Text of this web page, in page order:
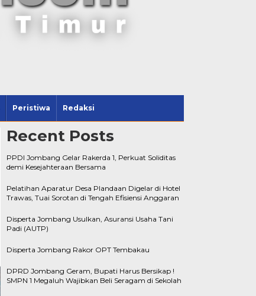
Peristiwa Redaksi
Recent Posts
PPDI Jombang Gelar Rakerda 1, Perkuat Soliditas
demi Kesejahteraan Bersama
Pelatihan Aparatur Desa Plandaan Digelar di Hotel
Trawas, Tuai Sorotan di Tengah Efisiensi Anggaran
Disperta Jombang Usulkan, Asuransi Usaha Tani
Padi (AUTP)
Disperta Jombang Rakor OPT Tembakau
DPRD Jombang Geram, Bupati Harus Bersikap !
SMPN 1 Megaluh Wajibkan Beli Seragam di Sekolah